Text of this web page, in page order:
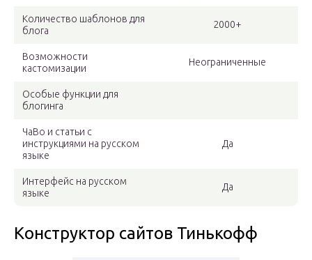
Количество шаблонов для
блога
2000+
Возможности
кастомизации
Неограниченные
Особые функции для
блогинга
ЧаВо и статьи с
инструкциями на русском
языке
Да
Интерфейс на русском
языке
Да
Конструктор сайтов Тинькофф